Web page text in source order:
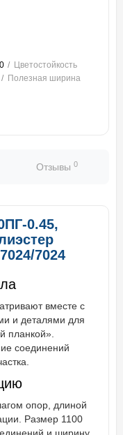
Цветостойкость
Полезная ширина
Отзывы 0
0.45,
7024
вместе с
и деталями для
планкой».
соединений
опор, длиной
Размер 1100